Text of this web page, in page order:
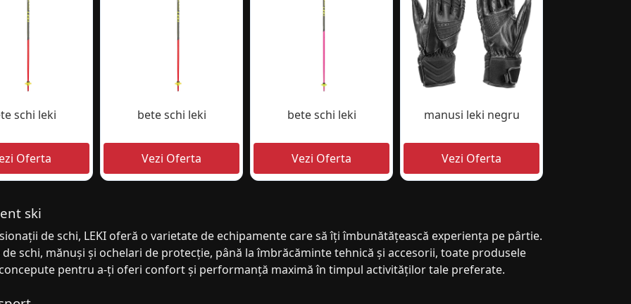
schi leki bete schi leki bete schi leki manusi leki negru
ski
de schi, LEKI oferă o varietate de echipamente care să îți îmbunătățească experiența pe pârtie.
de schi, mănuși și ochelari de protecție, până la îmbrăcăminte tehnică și accesorii, toate produsele
pentru a-ți oferi confort și performanță maximă în timpul activităților tale preferate.